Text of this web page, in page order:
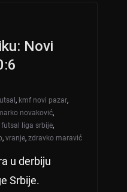
Novi
, kmf novi pazar,
novaković,
futsal liga srbije,
, vranje, zdravko maravić
u derbiju
Srbije.